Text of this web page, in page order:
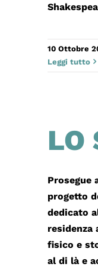
10 Ottobre
Leggi tutto
LO
Prosegue
progetto
dedicato
residenza
fisico e
al di là e